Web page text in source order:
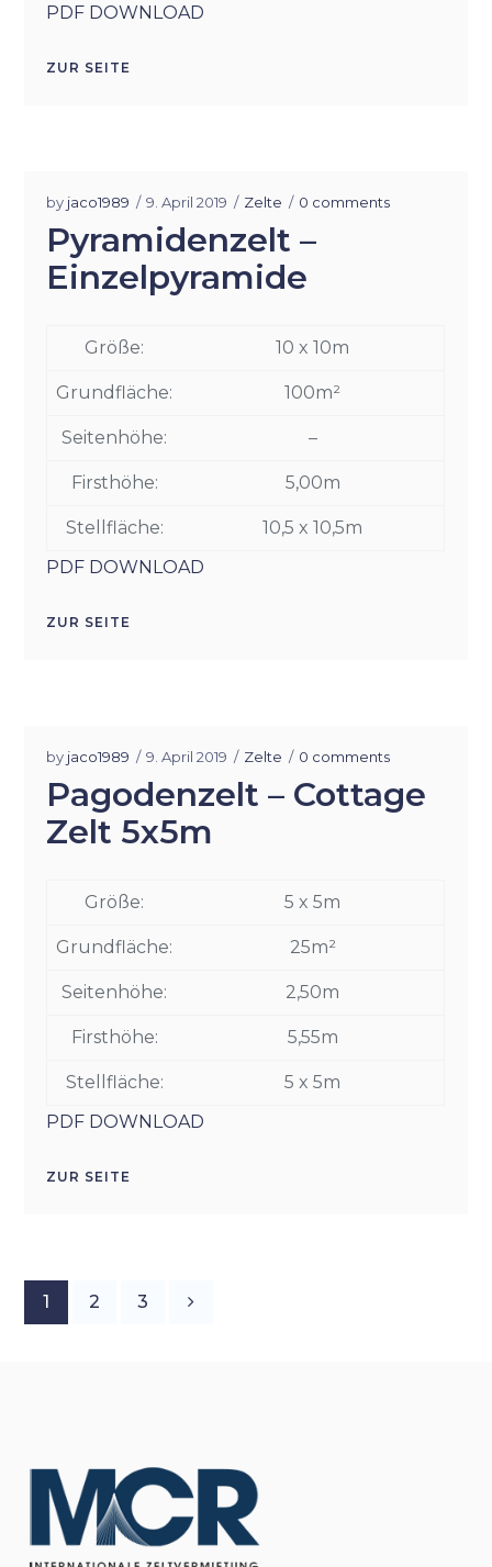
PDF DOWNLOAD
ZUR SEITE
by jaco1989 9. April 2019 Zelte 0 comments
Pyramidenzelt –
Einzelpyramide
Größe: 10 x 10m
Grundfläche: 100m²
Seitenhöhe: –
Firsthöhe: 5,00m
Stellfläche:
10,5 x 10,5m
PDF DOWNLOAD
ZUR SEITE
by jaco1989 9. April 2019 Zelte 0 comments
Pagodenzelt – Cottage
Zelt 5x5m
Größe: 5 x 5m
Grundfläche: 25m²
Seitenhöhe: 2,50m
Firsthöhe: 5,55m
Stellfläche:
5 x 5m
PDF DOWNLOAD
ZUR SEITE
1 2 3